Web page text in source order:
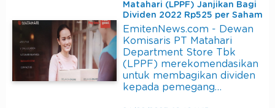
Matahari (LPPF) Janjikan Bagi
Dividen 2022 Rp525 per Saham
EmitenNews.com - Dewan
Komisaris PT Matahari
Department Store Tbk
(LPPF) merekomendasikan
untuk membagikan dividen
kepada pemegang…